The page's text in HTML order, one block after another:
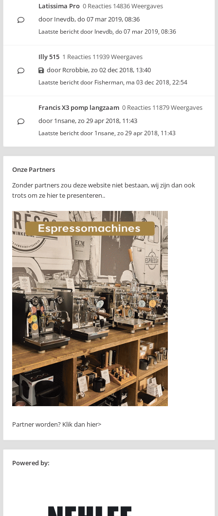
Latissima Pro 0 Reacties 14836 Weergaves
door Inevdb,do 07 mar 2019, 08:36
Laatste bericht door Inevdb, do 07 mar 2019, 08:36
Illy 515 1 Reacties 11939 Weergaves
door Rcrobbie,zo 02 dec 2018, 13:40
Laatste bericht door Fisherman, ma 03 dec 2018, 22:54
Francis X3 pomp langzaam 0 Reacties 11879 Weergaves
door 1nsane,zo 29 apr 2018, 11:43
Laatste bericht door 1nsane, zo 29 apr 2018, 11:43
Onze Partners
Zonder partners zou deze website niet bestaan, wij zijn dan ook
trots om ze hier te presenteren..
Partner worden? Klik dan hier>
Powered by: